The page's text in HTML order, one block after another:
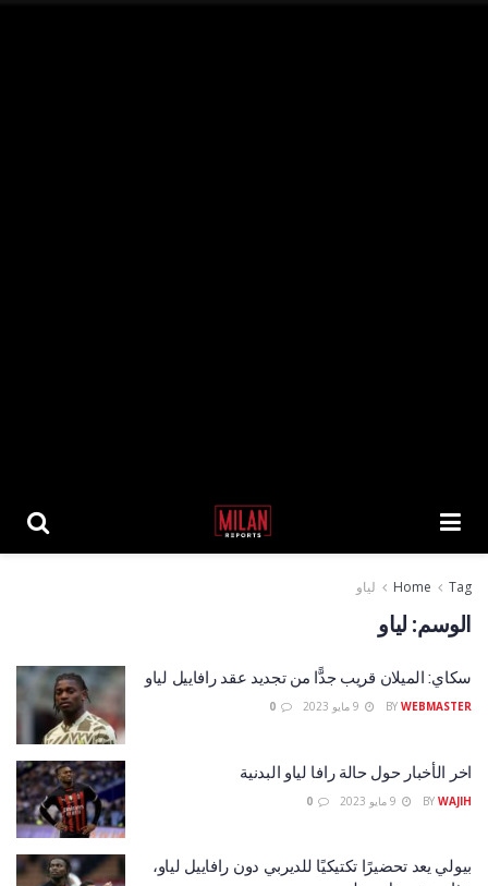
Home Tag لياو
الوسم: لياو
سكاي: الميلان قريب جدًّا من تجديد عقد رافاييل لياو
BY WEBMASTER
اخر الأخبار حول حالة رافا لياو البدنية
BY WAJIH
بيولي يعد تحضيرًا تكتيكيًا للديربي دون رافاييل لياو،